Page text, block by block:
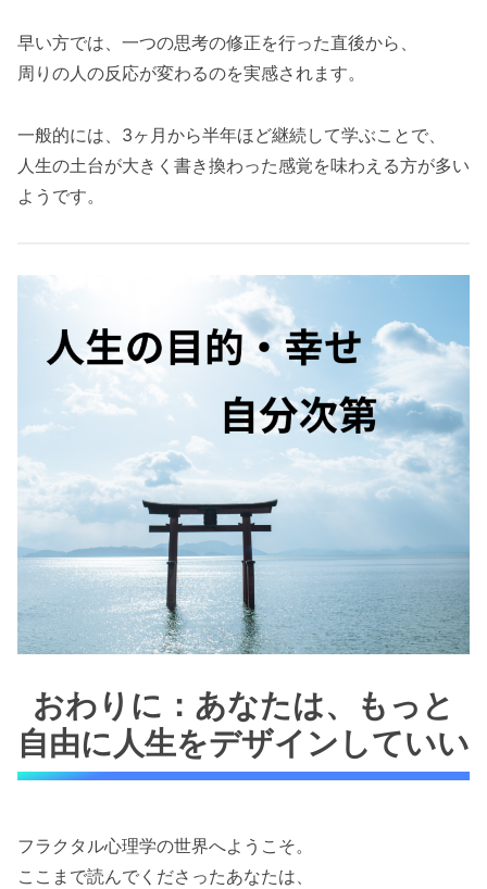
早い方では、一つの思考の修正を行った直後から、
周りの人の反応が変わるのを実感されます。
一般的には、3ヶ月から半年ほど継続して学ぶことで、
人生の土台が大きく書き換わった感覚を味わえる方が多い
ようです。
おわりに：あなたは、もっと
自由に人生をデザインしていい
フラクタル心理学の世界へようこそ。
ここまで読んでくださったあなたは、